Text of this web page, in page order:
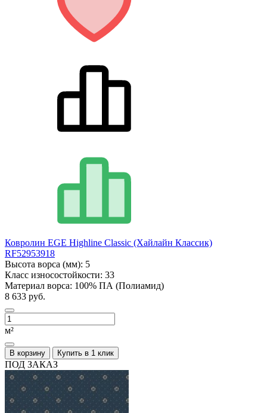
Ковролин EGE Highline Classic (Хайлайн Классик)
RF52953918
Высота ворса (мм): 5
Класс износостойкости: 33
Материал ворса: 100% ПА (Полиамид)
8 633 руб.
м²
В корзину Купить в 1 клик
ПОД ЗАКАЗ